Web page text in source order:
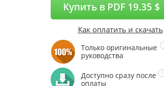
Купить в PDF 19.35 $
Как оплатить и скачать
Только оригинальные
руководства
Доступно сразу после
оплаты